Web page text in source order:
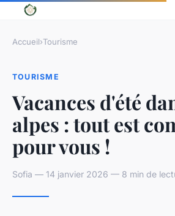
Accueil›Tourisme
TOURISME
Vacances d'été
alpes : tout est
pour vous !
Sofia — 14 janvier 2026 — 8 min de